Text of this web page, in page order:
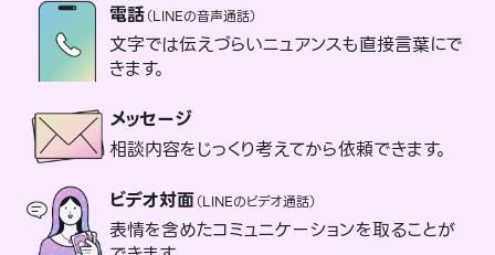
電話（LINEの音声通話）
文字では伝えづらいニュアンスも直接言葉にで
きます。
メッセージ
相談内容をじっくり考えてから依頼できます。
ビデオ対面（LINEのビデオ通話）
表情を含めたコミュニケーションを取ることが